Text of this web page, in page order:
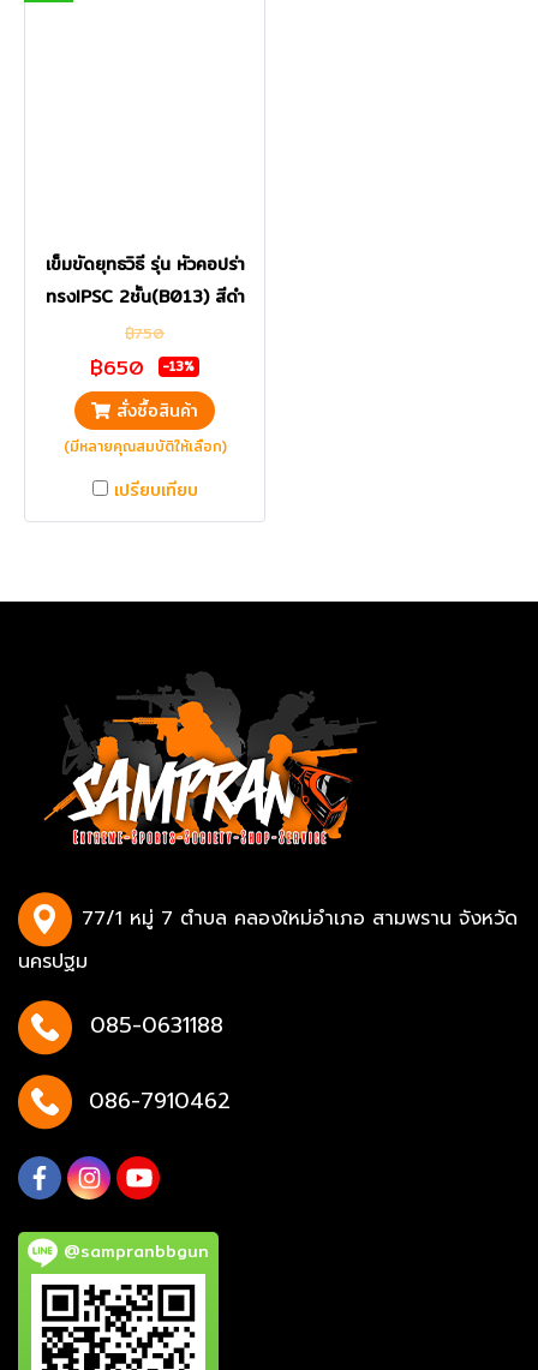
เข็มขัดยุทธวิธี รุ่น หัวคอปร่า
ทรงIPSC 2ชั้น(B013) สีดำ
฿750
฿650 -13%
สั่งซื้อสินค้า
(มีหลายคุณสมบัติให้เลือก)
เปรียบเทียบ
77/1 หมู่ 7 ตำบล คลองใหม่อำเภอ สามพราน จังหวัด
นครปฐม
085-0631188
086-7910462
@sampranbbgun